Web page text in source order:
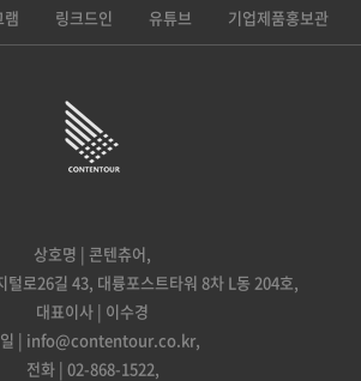
램 링크드인 유튜브 기업제품홍보관
상호명 | 콘텐츄어,
털로26길 43, 대륭포스트타워 8차 L동 204호,
대표이사 | 이수경
| info@contentour.co.kr,
전화 | 02-868-1522,